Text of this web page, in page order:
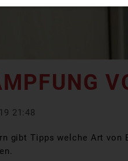
21:48
gibt Tipps welche Art